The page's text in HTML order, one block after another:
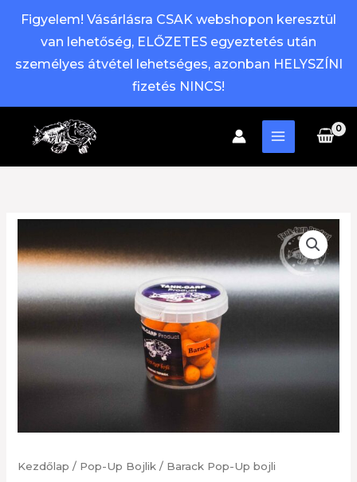
Figyelem! Vásárlásra CSAK webshopon keresztül
van lehetőség, ELŐZETES egyeztetés után
személyes átvétel lehetséges, azonban HELYSZÍNI
fizetés NINCS!
Kezdőlap / Pop-Up Bojlik / Barack Pop-Up bojli